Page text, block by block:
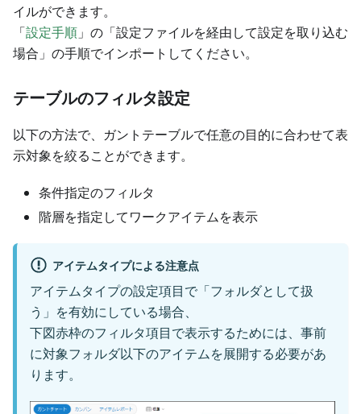
イルができます。
「設定手順 」の「設定ファイルを経由して設定を取り込む
場合」の手順でインポートしてください。
テーブルのフィルタ設定
以下の方法で、ガントテーブルで任意の目的に合わせて表
示対象を絞ることができます。
条件指定のフィルタ
階層を指定してワークアイテムを表示
アイテムタイプによる注意点
アイテムタイプの設定項目で「フォルダとして扱
う」を有効にしている場合、
下図赤枠のフィルタ項目で表示するためには、事前
に対象フォルダ以下のアイテムを展開する必要があ
ります。